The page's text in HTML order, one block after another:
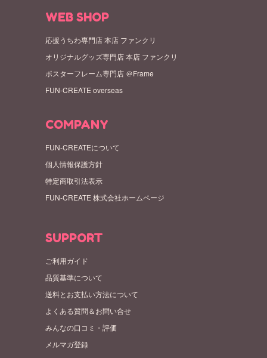
WEB SHOP
応援うちわ専門店 本店 ファンクリ
オリジナルグッズ専門店 本店 ファンクリ
ポスターフレーム専門店 ＠Frame
FUN-CREATE overseas
COMPANY
FUN-CREATEについて
個人情報保護方針
特定商取引法表示
FUN-CREATE 株式会社ホームページ
SUPPORT
ご利用ガイド
品質基準について
送料とお支払い方法について
よくある質問＆お問い合せ
みんなの口コミ・評価
メルマガ登録